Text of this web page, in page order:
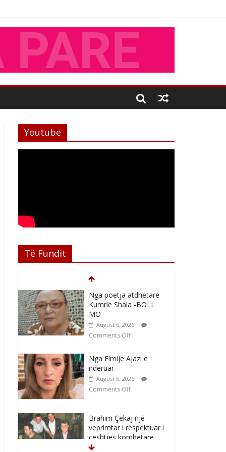
Youtube
Të Fundit
Nga poetja atdhetare
Kumrie Shala -BOLL
MO
August 6, 2026
Comments Off
Nga Elmije Ajazi e
nderuar
August 5, 2026
Comments Off
Brahim Çekaj njē
veprimtar i respektuar i
çeshtjës kombëtare